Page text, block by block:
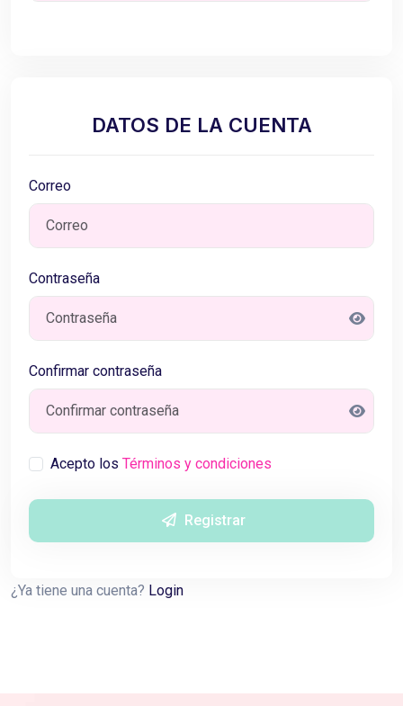
DATOS DE LA CUENTA
Correo
Contraseña
Confirmar contraseña
Acepto los Términos y condiciones
Registrar
¿Ya tiene una cuenta? Login